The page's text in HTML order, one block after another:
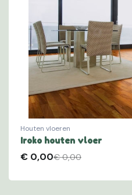
Houten vloeren
Iroko houten vloer
€ 0,00€ 0,00